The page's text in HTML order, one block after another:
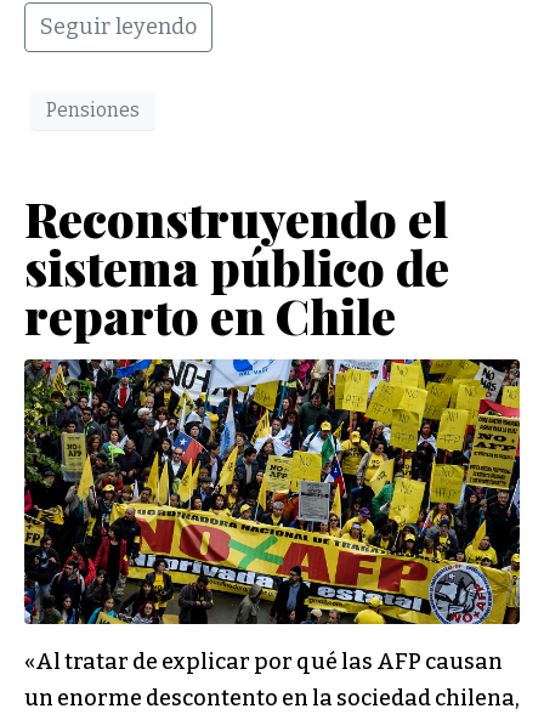
Seguir leyendo
Pensiones
Reconstruyendo el
sistema público de
reparto en Chile
«Al tratar de explicar por qué las AFP causan
un enorme descontento en la sociedad chilena,